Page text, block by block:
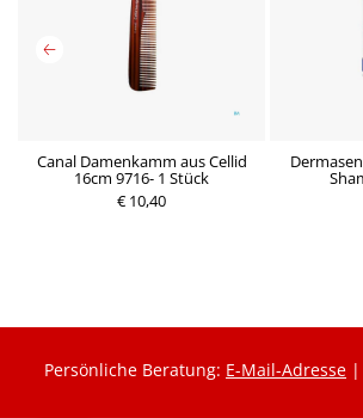
Canal Damenkamm aus Cellid
16cm 9716- 1 Stück
€ 10,40
Persönliche Beratung: E-Mail-Adresse |